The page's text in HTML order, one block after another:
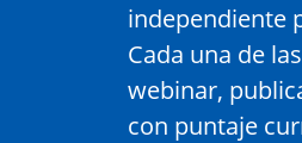
independiente
Cada una de
webinar,
con puntaje